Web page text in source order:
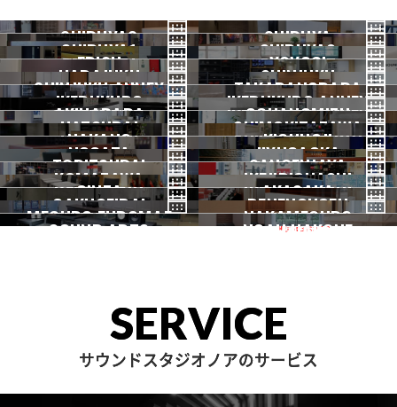
SHIBUYA3
渋谷3号
2026.07 OPEN
SHIBUYA
渋谷本店
SHIBUYA1
渋谷1号
SHIBUYA2
渋谷2号
EBISU
恵比寿
YOYOGI
代々木
HARAJUKU
原宿
SHINJUKU
新宿
SHINJUKU ANNEX
新宿ANNEX
TAKADANOBABA
高田馬場
IKEBUKURO
池袋
IKEBUKURO ANNEX
池袋ANNEX
AKIHABARA
秋葉原
OCHANOMIZU
御茶ノ水
HATSUDAI
初台
SHIMOKITAZAWA
下北沢
NAKANO
中野
KICHIJOJI
吉祥寺
NOGATA
野方
JIYUGAOKA
自由が丘
TORITSUDAI
都立大
SANGENJAYA
三軒茶屋
KOMAZAWA
駒沢
IKEJIRIOHASHI
池尻大橋
一時閉店中
GINZA
銀座
AKASAKA
赤坂
GAKUGEIDAI
学芸大
DENENCHOFU
田園調布
MEGURO FUDOMAE NAKAMEGURO
SOUND ARTS NOAH HAKONE
SERVICE
サウンドスタジオノアのサービス